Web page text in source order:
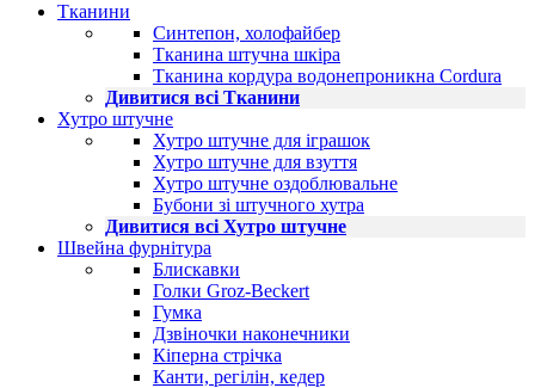
Тканини
Синтепон, холофайбер
Тканина штучна шкіра
Тканина кордура водонепроникна Cordura
Дивитися всі Тканини
Хутро штучне
Хутро штучне для іграшок
Хутро штучне для взуття
Хутро штучне оздоблювальне
Бубони зі штучного хутра
Дивитися всі Хутро штучне
Швейна фурнітура
Блискавки
Голки Groz-Beckert
Гумка
Дзвіночки наконечники
Кіперна стрічка
Канти, регілін, кедер